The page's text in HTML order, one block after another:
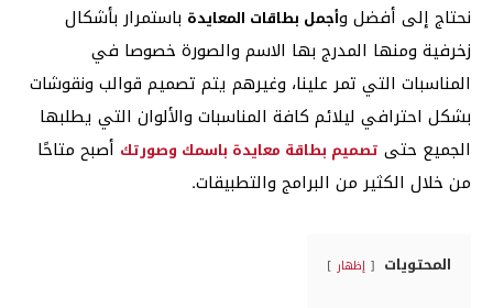
نحتاج إلى أفضل وأجمل بطاقات المعايدة باستمرار بأشكال
زخرفية ومنها المدرج بها الاسم والصورة خصوصا في
المناسبات التي تمر علينا، وغيرهم يتم تصميم قوالب ونقوشات
بشكل احترافي ليلائم كافة المناسبات والألوان التي يطلبها
الجميع حتى تصميم بطاقة معايدة باسمك وصورتك أصبح متاحًا
من خلال الكثير من البرامج والتطبيقات.
المحتويات إظهار